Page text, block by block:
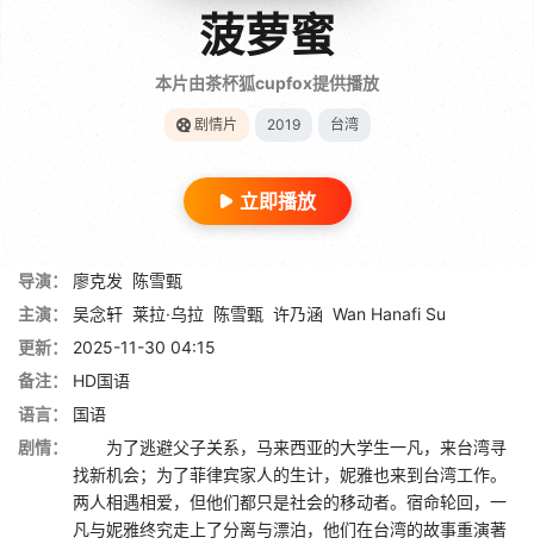
菠萝蜜
本片由茶杯狐cupfox提供播放
剧情片 2019 台湾
立即播放
导演： 廖克发
陈雪甄
主演：
吴念轩 莱拉·乌拉 陈雪甄 许乃涵 Wan Hanafi Su
更新：
2025-11-30 04:15
备注：
HD国语
语言：
国语
剧情：
为了逃避父子关系，马来西亚的大学生一凡，来台湾寻
找新机会；为了菲律宾家人的生计，妮雅也来到台湾工作。
两人相遇相爱，但他们都只是社会的移动者。宿命轮回，一
凡与妮雅终究走上了分离与漂泊，他们在台湾的故事重演著